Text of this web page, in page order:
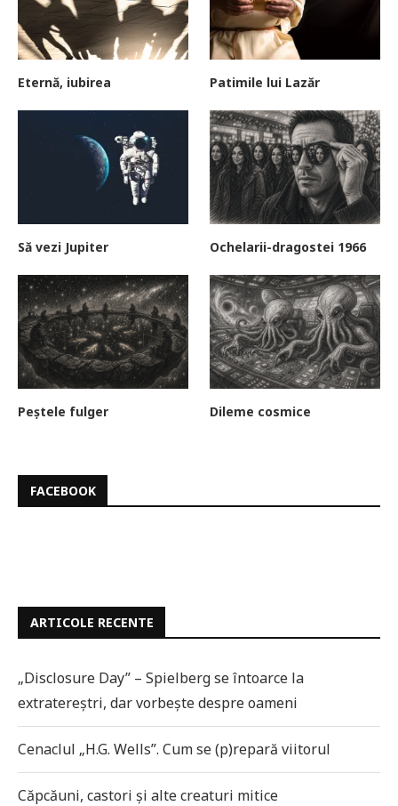
Eternă, iubirea Patimile lui Lazăr
Să vezi Jupiter Ochelarii-dragostei 1966
Peștele fulger Dileme cosmice
FACEBOOK
ARTICOLE RECENTE
„Disclosure Day” – Spielberg se întoarce la
extratereștri, dar vorbește despre oameni
Cenaclul „H.G. Wells”. Cum se (p)repară viitorul
Căpcăuni, castori și alte creaturi mitice